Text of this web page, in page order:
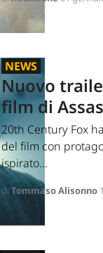
NEWS
Nuovo
film di
20th Century Fox
del film con
ispirato...
di Tommaso Alisonno